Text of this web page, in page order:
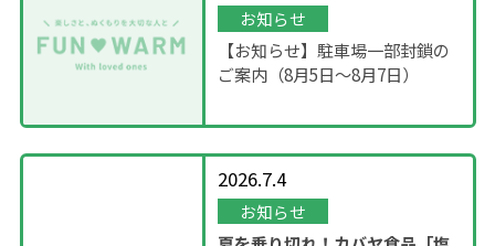
お知らせ
【お知らせ】駐車場一部封鎖の
ご案内（8月5日〜8月7日）
2026.7.4
お知らせ